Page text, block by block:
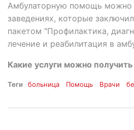
Амбулаторную помощь можно
заведениях, которые
пакетом "Профилактика,
лечение и реабилитация в
Какие услуги можно
Теги больница Помощь Врачи